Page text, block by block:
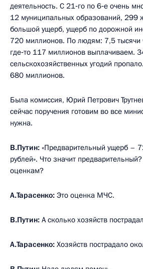
деятельность. С 21‑го по 6‑е очень
12 муниципальных образований, 299
большой ущерб, ущерб по дорожной
720 миллионов. По людям: 7,5 тысячи
где‑то 117 миллионов выплачиваем.
сельскохозяйственных угодий
680 миллионов.
Была комиссия, Юрий Петрович
сейчас поручения готовим во все
нужна.
В.Путин: «Предварительный ущерб –
рублей». Что значит
оценкам?
А.Тарасенко: Это оценка МЧС.
В.Путин: А сколько хозяйств
А.Тарасенко: Хозяйств пострадало